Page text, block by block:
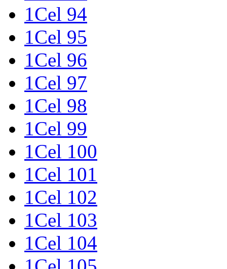
1Cel 94
1Cel 95
1Cel 96
1Cel 97
1Cel 98
1Cel 99
1Cel 100
1Cel 101
1Cel 102
1Cel 103
1Cel 104